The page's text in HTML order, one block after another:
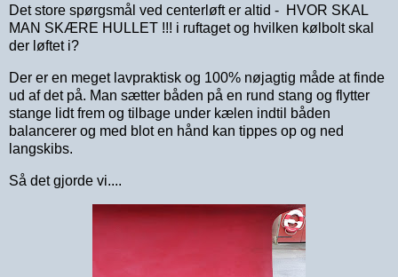
Det store spørgsmål ved centerløft er altid - HVOR SKAL
MAN SKÆRE HULLET !!! i ruftaget og hvilken kølbolt skal
der løftet i?
Der er en meget lavpraktisk og 100% nøjagtig måde at finde
ud af det på. Man sætter båden på en rund stang og flytter
stange lidt frem og tilbage under kælen indtil båden
balancerer og med blot en hånd kan tippes op og ned
langskibs.
Så det gjorde vi....